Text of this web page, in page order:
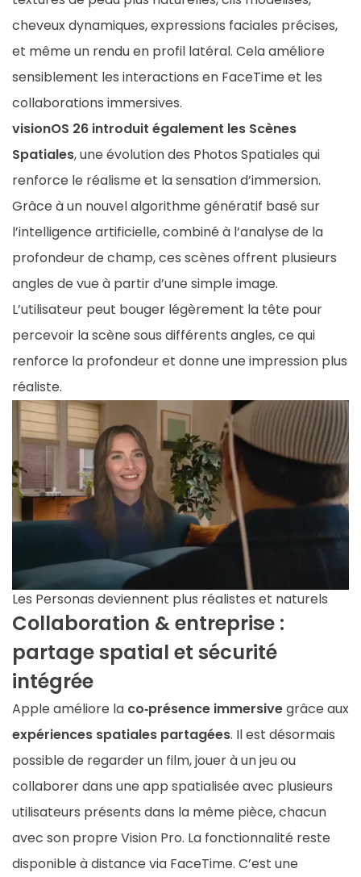
cheveux dynamiques, expressions faciales précises,
et même un rendu en profil latéral. Cela améliore
sensiblement les interactions en FaceTime et les
collaborations immersives.
visionOS 26 introduit également les Scènes
Spatiales, une évolution des Photos Spatiales qui
renforce le réalisme et la sensation d’immersion.
Grâce à un nouvel algorithme génératif basé sur
l’intelligence artificielle, combiné à l’analyse de la
profondeur de champ, ces scènes offrent plusieurs
angles de vue à partir d’une simple image.
L’utilisateur peut bouger légèrement la tête pour
percevoir la scène sous différents angles, ce qui
renforce la profondeur et donne une impression plus
réaliste.
Les Personas deviennent plus réalistes et naturels
Collaboration & entreprise :
partage spatial et sécurité
intégrée
Apple améliore la co‑présence immersivegrâce aux
expériences spatiales partagées. Il est désormais
possible de regarder un film, jouer à un jeu ou
collaborer dans une app spatialisée avec plusieurs
utilisateurs présents dans la même pièce, chacun
avec son propre Vision Pro. La fonctionnalité reste
disponible à distance via FaceTime. C’est une